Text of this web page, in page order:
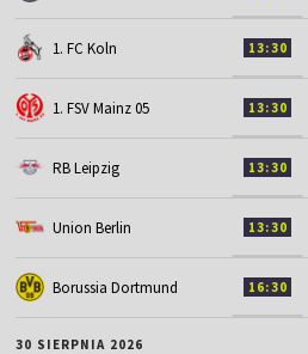
1. FC Koln 13:30
1. FSV Mainz 05 13:30
RB Leipzig 13:30
Union Berlin 13:30
Borussia Dortmund 16:30
30 SIERPNIA 2026